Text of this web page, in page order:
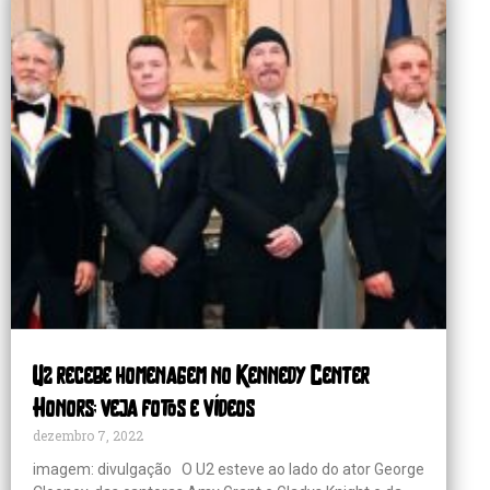
U2 recebe homenagem no Kennedy Center
Honors; veja fotos e vídeos
dezembro 7, 2022
imagem: divulgação O U2 esteve ao lado do ator George